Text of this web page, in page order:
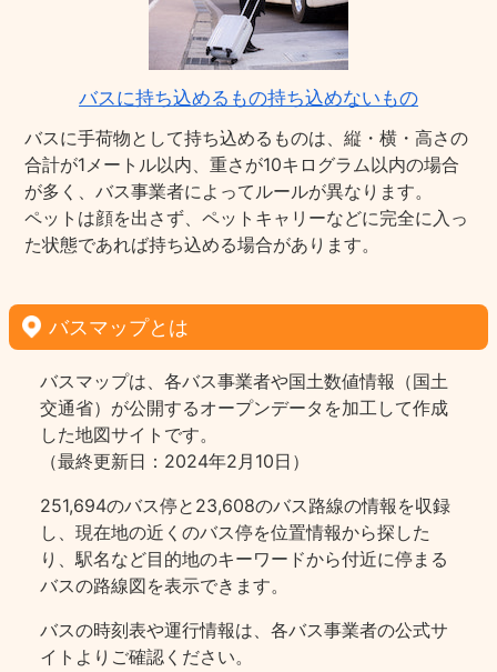
バスに持ち込めるもの持ち込めないもの
バスに手荷物として持ち込めるものは、縦・横・高さの
合計が1メートル以内、重さが10キログラム以内の場合
が多く、バス事業者によってルールが異なります。
ペットは顔を出さず、ペットキャリーなどに完全に入っ
た状態であれば持ち込める場合があります。
バスマップとは
バスマップは、各バス事業者や国土数値情報（国土
交通省）が公開するオープンデータを加工して作成
した地図サイトです。
（最終更新日：2024年2月10日）
251,694のバス停と23,608のバス路線の情報を収録
し、現在地の近くのバス停を位置情報から探した
り、駅名など目的地のキーワードから付近に停まる
バスの路線図を表示できます。
バスの時刻表や運行情報は、各バス事業者の公式サ
イトよりご確認ください。